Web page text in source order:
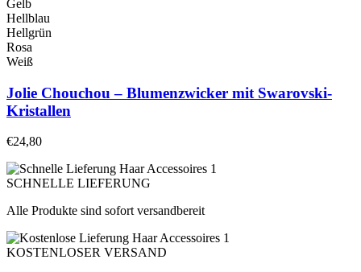
Gelb
Hellblau
Hellgrün
Rosa
Weiß
Jolie Chouchou – Blumenzwicker mit Swarovski-
Kristallen
€24,80
SCHNELLE LIEFERUNG
Alle Produkte sind sofort versandbereit
KOSTENLOSER VERSAND